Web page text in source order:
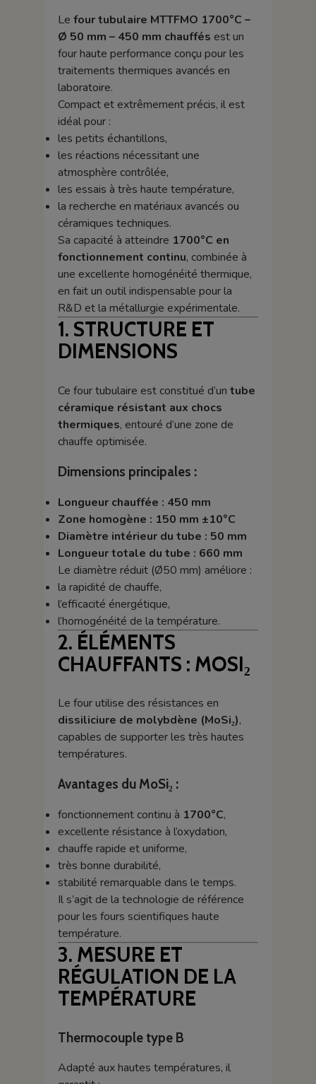
Le four tubulaire MTTFMO 1700°C –
Ø 50 mm – 450 mm chauffés est un
four haute performance conçu pour les
traitements thermiques avancés en
laboratoire.
Compact et extrêmement précis, il est
idéal pour :
les petits échantillons,
les réactions nécessitant une
atmosphère contrôlée,
les essais à très haute température,
la recherche en matériaux avancés ou
céramiques techniques.
Sa capacité à atteindre 1700°C en
fonctionnement continu, combinée à
une excellente homogénéité thermique,
en fait un outil indispensable pour la
R&D et la métallurgie expérimentale.
1. STRUCTURE ET
DIMENSIONS
Ce four tubulaire est constitué d’un tube
céramique résistant aux chocs
thermiques, entouré d’une zone de
chauffe optimisée.
Dimensions principales :
Longueur chauffée : 450 mm
Zone homogène : 150 mm ±10°C
Diamètre intérieur du tube : 50 mm
Longueur totale du tube : 660 mm
Le diamètre réduit (Ø50 mm) améliore :
la rapidité de chauffe,
l’efficacité énergétique,
l’homogénéité de la température.
2. ÉLÉMENTS
CHAUFFANTS : MOSI₂
Le four utilise des résistances en
dissiliciure de molybdène (MoSi₂),
capables de supporter les très hautes
températures.
Avantages du MoSi₂ :
fonctionnement continu à 1700°C,
excellente résistance à l’oxydation,
chauffe rapide et uniforme,
très bonne durabilité,
stabilité remarquable dans le temps.
Il s’agit de la technologie de référence
pour les fours scientifiques haute
température.
3. MESURE ET
RÉGULATION DE LA
TEMPÉRATURE
Thermocouple type B
Adapté aux hautes températures, il